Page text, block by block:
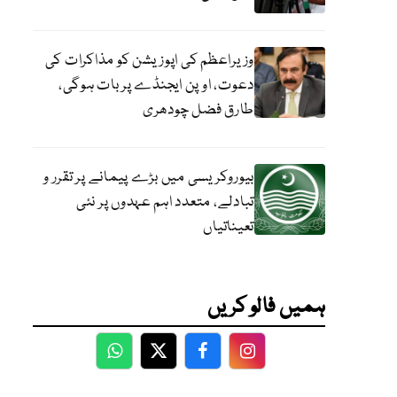
وزیراعظم کی اپوزیشن کو مذاکرات کی
دعوت، اوپن ایجنڈے پر بات ہوگی،
طارق فضل چودھری
بیوروکریسی میں بڑے پیمانے پر تقرر و
تبادلے، متعدد اہم عہدوں پر نئی
تعیناتیاں
ہمیں فالو کریں
WhatsApp
TwitterFacebookFacebook